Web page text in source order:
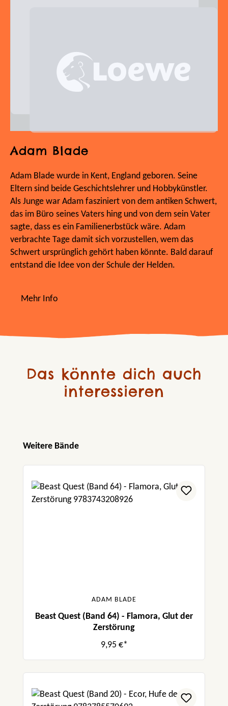
Adam Blade
Adam Blade wurde in Kent, England geboren. Seine
Eltern sind beide Geschichtslehrer und Hobbykünstler.
Als Junge war Adam fasziniert von dem antiken Schwert,
das im Büro seines Vaters hing und von dem sein Vater
sagte, dass es ein Familienerbstück wäre. Adam
verbrachte Tage damit sich vorzustellen, wem das
Schwert ursprünglich gehört haben könnte. Bald darauf
entstand die Idee von der Schule der Helden.
Mehr Info
Das könnte dich auch
interessieren
Produktgalerie überspringen
Weitere Bände
ADAM BLADE
Beast Quest (Band 64) - Flamora, Glut der
Zerstörung
9,95 €*